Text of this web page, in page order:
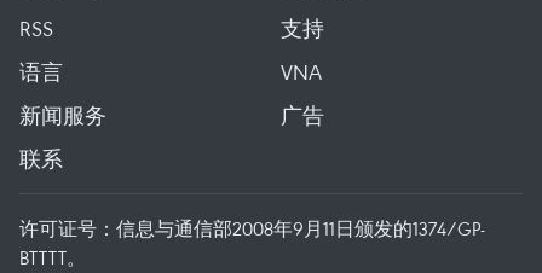
RSS
支持
语言
VNA
新闻服务
广告
联系
许可证号：信息与通信部2008年9月11日颁发的1374/GP-
BTTTT。